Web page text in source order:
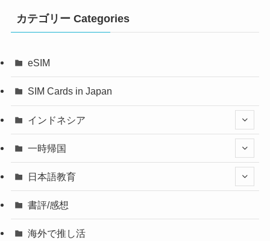
カテゴリー Categories
eSIM
SIM Cards in Japan
インドネシア
一時帰国
日本語教育
書評/感想
海外で推し活